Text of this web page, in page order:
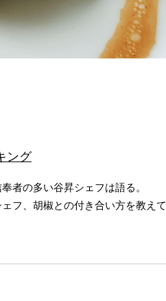
ング
者の多い谷昇シェフは語る。
フ、胡椒との付き合い方を教えて